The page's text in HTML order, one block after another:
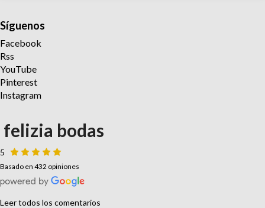
Síguenos
Facebook
Rss
YouTube
Pinterest
Instagram
felizia bodas
5
Basado en 432 opiniones
Leer todos los comentarios